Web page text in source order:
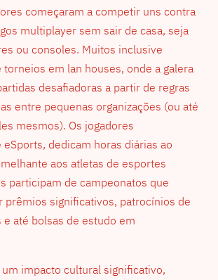
começaram a competir uns contra
multiplayer sem sair de casa, seja
ou consoles. Muitos inclusive
torneios em lan houses, onde a galera
desafiadoras a partir de regras
entre pequenas organizações (ou até
mesmos). Os jogadores
dedicam horas diárias ao
aos atletas de esportes
participam de campeonatos que
prêmios significativos, patrocínios de
e até bolsas de estudo em
impacto cultural significativo,